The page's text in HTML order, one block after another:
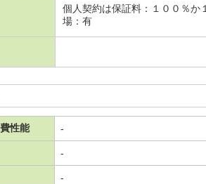
個人契約は保証料：１００％か
場：有
性能 -
-
-